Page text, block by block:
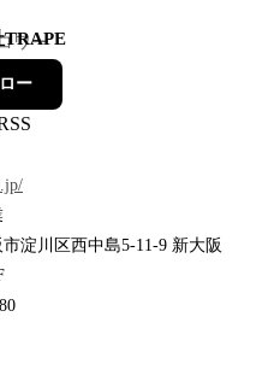
TRAPE
ワー
ー
淀川区西中島5-11-9 新大阪